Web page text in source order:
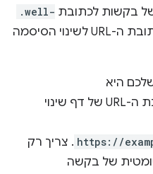
בקשות לכתובת .well-
לכתובת ה-URL לשינוי הסיסמה
היא
וכתובת ה-URL של דף שינוי
https:// . צריך רק
של בקשה